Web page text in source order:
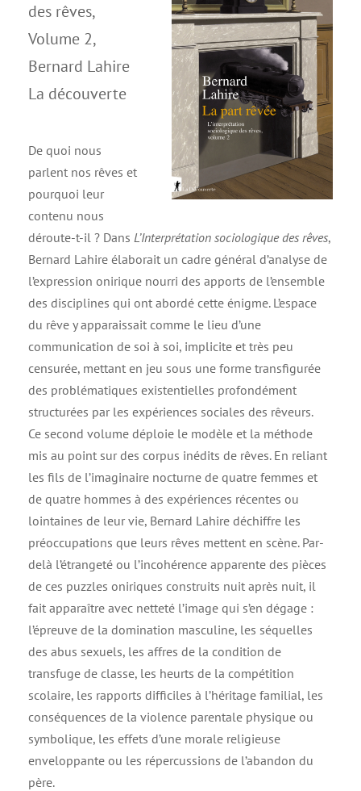
des rêves,
Volume 2,
Bernard Lahire
La découverte
De quoi nous
parlent nos rêves et
pourquoi leur
contenu nous
déroute-t-il ? Dans L’Interprétation sociologique des rêves,
Bernard Lahire élaborait un cadre général d’analyse de
l’expression onirique nourri des apports de l’ensemble
des disciplines qui ont abordé cette énigme. L’espace
du rêve y apparaissait comme le lieu d’une
communication de soi à soi, implicite et très peu
censurée, mettant en jeu sous une forme transfigurée
des problématiques existentielles profondément
structurées par les expériences sociales des rêveurs.
Ce second volume déploie le modèle et la méthode
mis au point sur des corpus inédits de rêves. En reliant
les fils de l’imaginaire nocturne de quatre femmes et
de quatre hommes à des expériences récentes ou
lointaines de leur vie, Bernard Lahire déchiffre les
préoccupations que leurs rêves mettent en scène. Par-
delà l’étrangeté ou l’incohérence apparente des pièces
de ces puzzles oniriques construits nuit après nuit, il
fait apparaître avec netteté l’image qui s’en dégage :
l’épreuve de la domination masculine, les séquelles
des abus sexuels, les affres de la condition de
transfuge de classe, les heurts de la compétition
scolaire, les rapports difficiles à l’héritage familial, les
conséquences de la violence parentale physique ou
symbolique, les effets d’une morale religieuse
enveloppante ou les répercussions de l’abandon du
père.